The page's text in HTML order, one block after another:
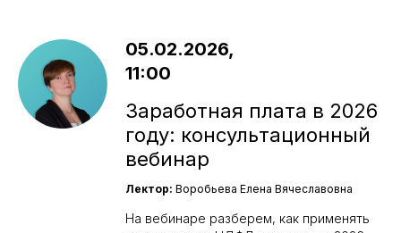
05.02.2026,
11:00
Заработная плата в 2026
году: консультационный
вебинар
Лектор: Воробьева Елена Вячеславовна
На вебинаре разберем, как применять